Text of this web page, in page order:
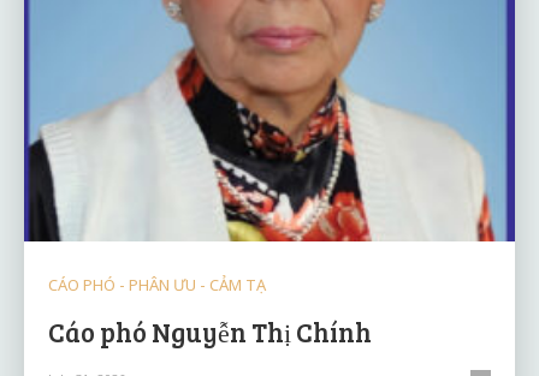
CÁO PHÓ - PHÂN ƯU - CẢM TẠ
Cáo phó Nguyễn Thị Chính